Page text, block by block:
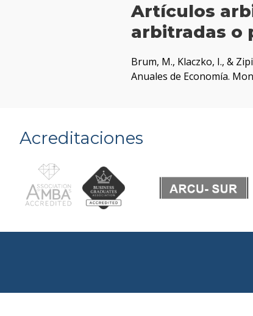
Artículos
arbitradas o
Brum, M., Klaczko, I., &
Anuales de Economía.
Acreditaciones